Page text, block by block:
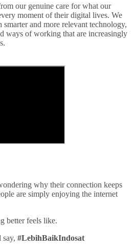
our genuine care for what our
moment of their digital lives. We
and more relevant technology,
ways of working that are increasingly
why their connection keeps
are simply enjoying the internet
better feels like.
#LebihBaikIndosat